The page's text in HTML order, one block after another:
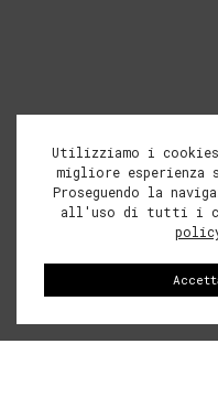
Utilizziamo i
migliore
Proseguendo la
all'uso di tutti i